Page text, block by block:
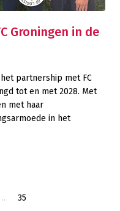
Groningen in de
partnership met FC
tot en met 2028. Met
met haar
in het
… 35